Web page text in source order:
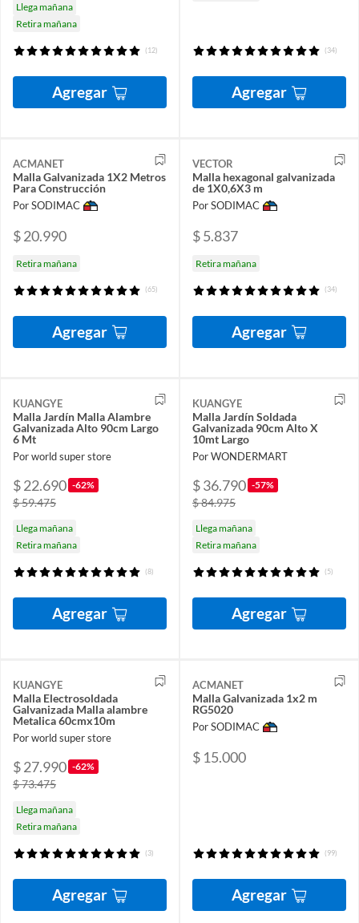
Llega mañana
Retira mañana
(12)
Agregar
(34)
Agregar
ACMANET
Malla Galvanizada 1X2 Metros
Para Construcción
Por SODIMAC
$ 20.990
Retira mañana
(65)
Agregar
VECTOR
Malla hexagonal galvanizada
de 1X0,6X3 m
Por SODIMAC
$ 5.837
Retira mañana
(34)
Agregar
KUANGYE
Malla Jardín Malla Alambre
Galvanizada Alto 90cm Largo
6 Mt
Por world super store
$ 22.690 -62%
$ 59.475
Llega mañana
Retira mañana
(8)
Agregar
KUANGYE
Malla Jardín Soldada
Galvanizada 90cm Alto X
10mt Largo
Por WONDERMART
$ 36.790 -57%
$ 84.975
Llega mañana
Retira mañana
(5)
Agregar
KUANGYE
Malla Electrosoldada
Galvanizada Malla alambre
Metalica 60cmx10m
Por world super store
$ 27.990 -62%
$ 73.475
Llega mañana
Retira mañana
(3)
Agregar
ACMANET
Malla Galvanizada 1x2 m
RG5020
Por SODIMAC
$ 15.000
(99)
Agregar